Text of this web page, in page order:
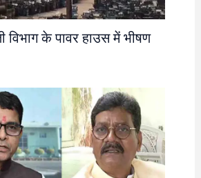
विभाग के पावर हाउस में भीषण